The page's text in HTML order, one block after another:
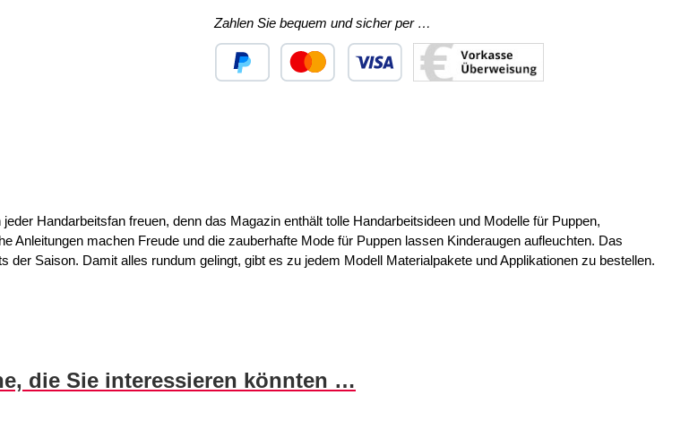
Zahlen Sie bequem und sicher per …
Handarbeitsfan freuen, denn das Magazin enthält tolle Handarbeitsideen und Modelle für Puppen,
machen Freude und die zauberhafte Mode für Puppen lassen Kinderaugen aufleuchten. Das
Saison. Damit alles rundum gelingt, gibt es zu jedem Modell Materialpakete und Applikationen zu bestellen.
die Sie interessieren könnten …